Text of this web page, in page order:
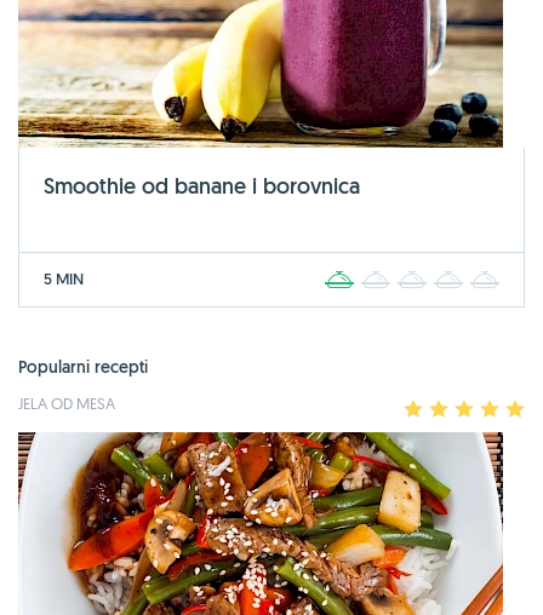
Smoothie od banane i borovnica
5 MIN 2 3 4
Popularni recepti
JELA OD MESA 2 3 4